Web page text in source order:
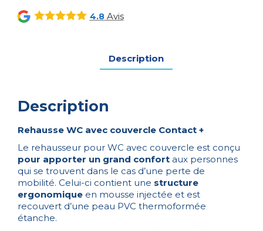
couvercle
Contact
4.8Avis
Description
Description
Rehausse WC avec couvercle Contact +
Le rehausseur pour WC avec couvercle est conçu
pour apporter un grand confort aux personnes
qui se trouvent dans le cas d’une perte de
mobilité. Celui-ci contient une structure
ergonomique en mousse injectée et est
recouvert d’une peau PVC thermoformée
étanche.